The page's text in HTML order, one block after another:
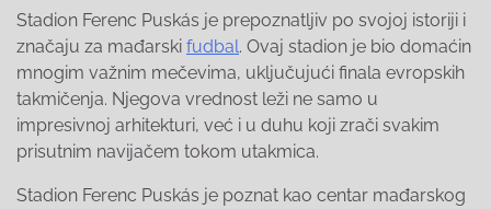
Stadion Ferenc Puskás je prepoznatljiv po svojoj istoriji i
značaju za mađarski fudbal. Ovaj stadion je bio domaćin
mnogim važnim mečevima, uključujući finala evropskih
takmičenja. Njegova vrednost leži ne samo u
impresivnoj arhitekturi, već i u duhu koji zrači svakim
prisutnim navijačem tokom utakmica.
Stadion Ferenc Puskás je poznat kao centar mađarskog